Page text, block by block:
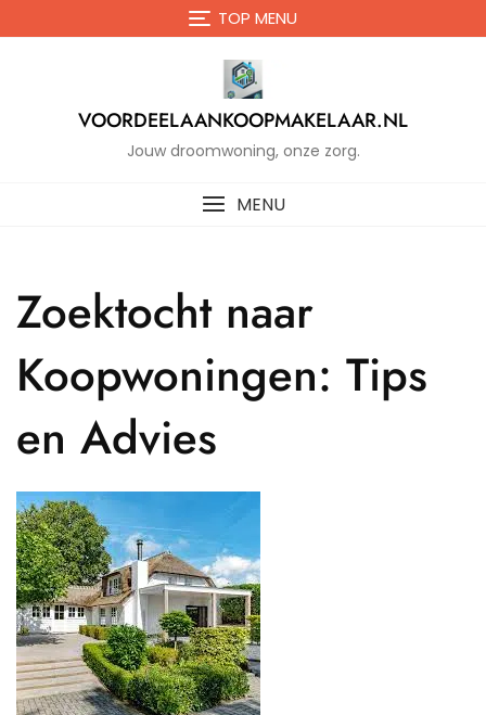
de
TOP MENU
VOORDEELAANKOOPMAKELAAR.NL
Jouw droomwoning, onze zorg.
MENU
Zoektocht naar
Koopwoningen: Tips
en Advies